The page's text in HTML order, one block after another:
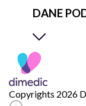
DANE
Copyrights 2026